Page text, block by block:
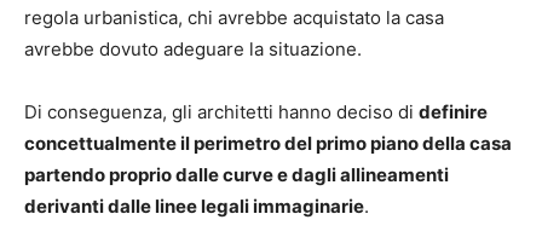
regola urbanistica, chi avrebbe acquistato la casa
avrebbe dovuto adeguare la situazione.
Di conseguenza, gli architetti hanno deciso di definire
concettualmente il perimetro del primo piano della casa
partendo proprio dalle curve e dagli allineamenti
derivanti dalle linee legali immaginarie.